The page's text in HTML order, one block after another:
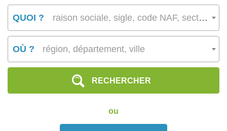
raison sociale, sigle, code NAF, secteur d’activité
QUOI ?
région, département, ville
OÙ ?
RECHERCHER
ou